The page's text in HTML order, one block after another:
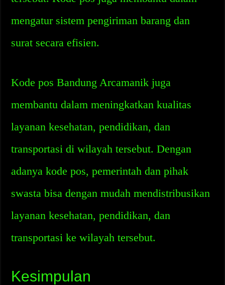
mengatur sistem pengiriman barang dan
surat secara efisien.
Kode pos Bandung Arcamanik juga
membantu dalam meningkatkan kualitas
layanan kesehatan, pendidikan, dan
transportasi di wilayah tersebut. Dengan
adanya kode pos, pemerintah dan pihak
swasta bisa dengan mudah mendistribusikan
layanan kesehatan, pendidikan, dan
transportasi ke wilayah tersebut.
Kesimpulan